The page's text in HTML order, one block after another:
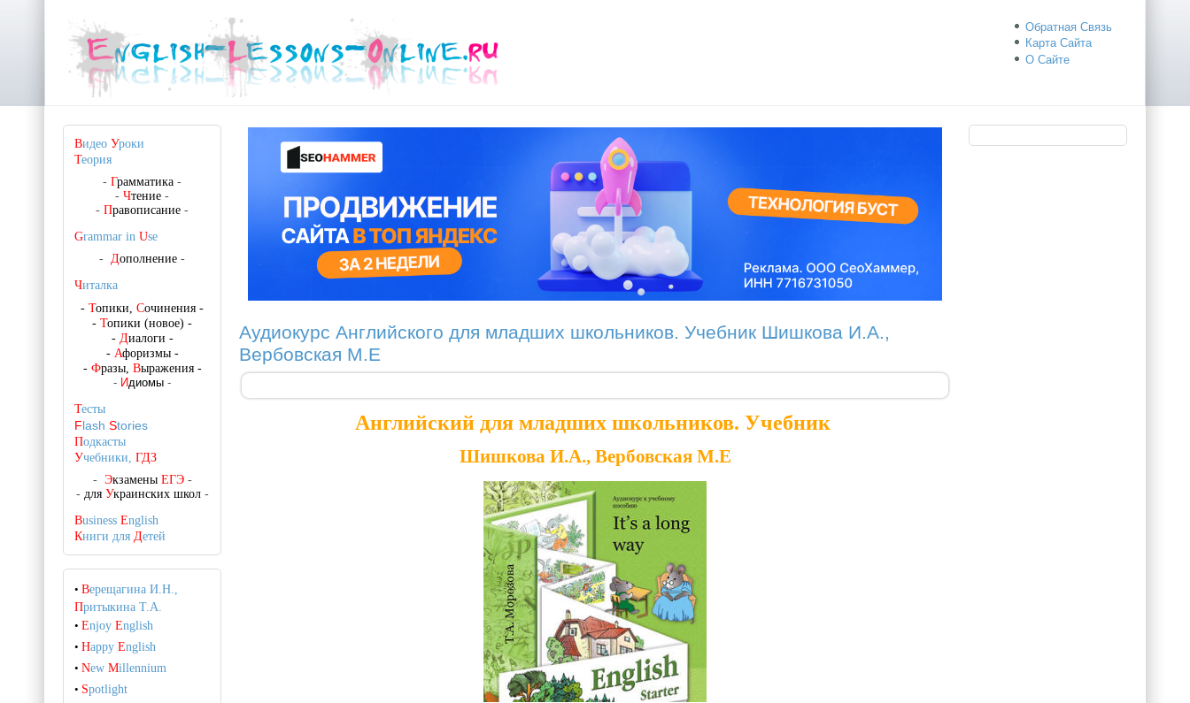
Обратная Связь
Карта Сайта
О Сайте
Аудиокурс Английского для младших школьников. Учебник Шишкова И.А.,
Вербовская М.Е
Английский для младших школьников. Учебник
Шишкова И.А., Вербовская М.Е
Видео Уроки
Теория
-Грамматика -
-Чтение -
-Правописание -
Grammar inUse
- Дополнение -
Читалка
-Топики,Сочинения -
-Топики (новое) -
- Диалоги -
- Афоризмы-
- Фразы, Выражения-
- Идиомы -
Тесты
Flash Stories
Подкасты
Учебники, ГДЗ
- Экзамены ЕГЭ-
- для Украинских школ-
BusinessEnglish
Книги дляДетей
•Верещагина И.Н.,
Притыкина Т.А.
•EnjoyEnglish
•HappyEnglish
•NewMillennium
• Spotlight